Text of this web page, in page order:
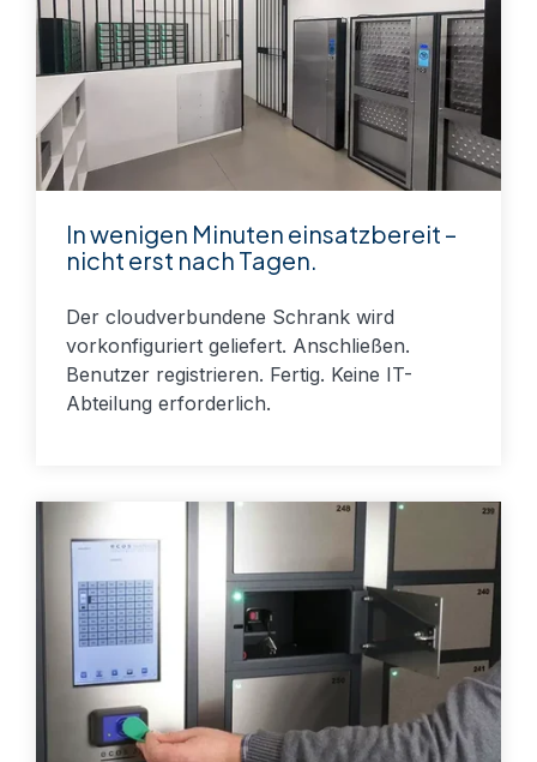
In wenigen Minuten einsatzbereit –
nicht erst nach Tagen.
Der cloudverbundene Schrank wird
vorkonfiguriert geliefert. Anschließen.
Benutzer registrieren. Fertig. Keine IT-
Abteilung erforderlich.